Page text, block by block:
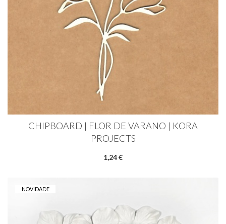
CHIPBOARD | FLOR DE VARANO | KORA
PROJECTS
1,24 €
NOVIDADE